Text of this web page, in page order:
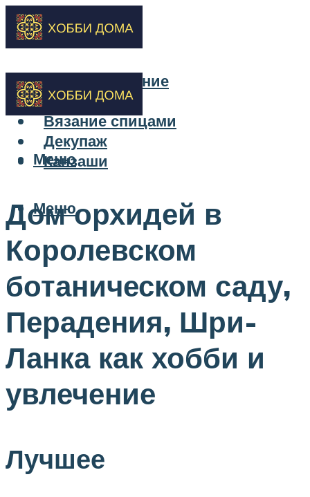
Бисероплетение
Вышивка
Вязание спицами
Декупаж
Канзаши
Меню
Меню
Дом орхидей в
Королевском
ботаническом саду,
Перадения, Шри-
Ланка как хобби и
увлечение
Лучшее